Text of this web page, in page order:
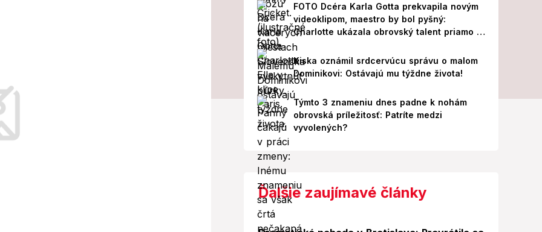
FOTO Dcéra Karla Gotta prekvapila novým
videoklipom, maestro by bol pyšný:
Charlotte ukázala obrovský talent priamo v
Paríži!
Kiska oznámil srdcervúcu správu o malom
Dominikovi: Ostávajú mu týždne života!
Týmto 3 znameniu dnes padne k nohám
obrovská príležitosť: Patríte medzi
vyvolených?
Ďalšie zaujímavé články